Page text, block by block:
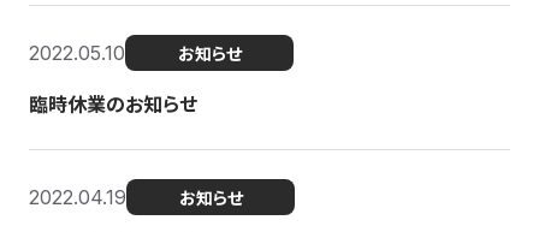
2022.05.10 お知らせ
臨時休業のお知らせ
2022.04.19 お知らせ